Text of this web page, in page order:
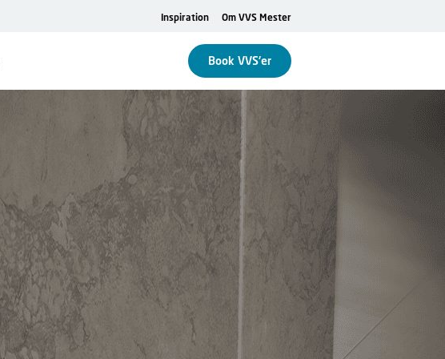
Inspiration Om VVS Mester
Book VVS'er